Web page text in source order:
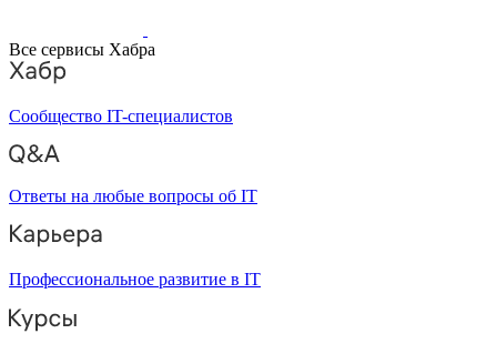
Все сервисы Хабра
Сообщество IT-специалистов
Ответы на любые вопросы об IT
Профессиональное развитие в IT